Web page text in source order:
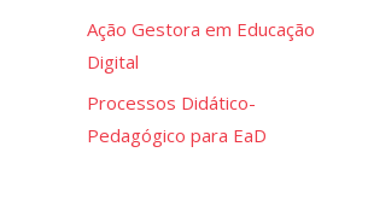
Ação Gestora em Educação
Digital
Processos Didático-
Pedagógico para EaD